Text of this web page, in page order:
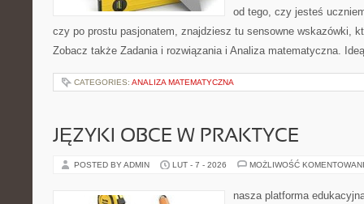
od tego, czy jesteś
czy po prostu pasjonatem, znajdziesz tu sensowne wskazówki,
Zobacz także Zadania i rozwiązania i Analiza matematyczna.
CATEGORIES: ANALIZA MATEMATYCZNA
JĘZYKI OBCE W PRAKTYCE
POSTED BY ADMIN LUT - 7 - 2026 MOŻLIWOŚĆ
nasza platforma